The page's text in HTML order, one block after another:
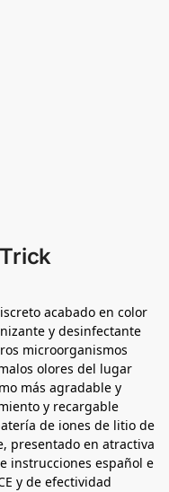
acabado en color
y desinfectante
microorganismos
olores del lugar
más agradable y
y recargable
de iones de litio de
presentado en atractiva
instrucciones español e
y de efectividad